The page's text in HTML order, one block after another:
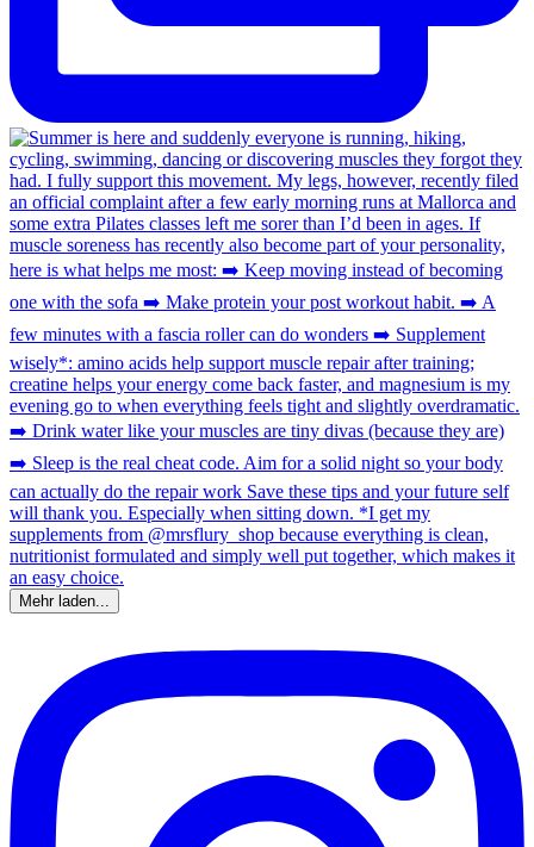
Mehr laden...